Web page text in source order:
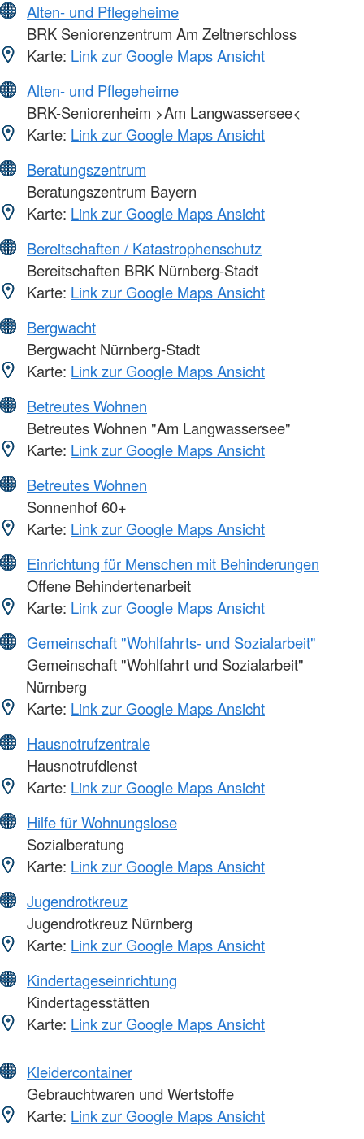
Alten- und Pflegeheime
BRK Seniorenzentrum Am Zeltnerschloss
Karte: Link zur Google Maps Ansicht
Alten- und Pflegeheime
BRK-Seniorenheim >Am Langwassersee<
Karte: Link zur Google Maps Ansicht
Beratungszentrum
Beratungszentrum Bayern
Karte: Link zur Google Maps Ansicht
Bereitschaften / Katastrophenschutz
Bereitschaften BRK Nürnberg-Stadt
Karte: Link zur Google Maps Ansicht
Bergwacht
Bergwacht Nürnberg-Stadt
Karte: Link zur Google Maps Ansicht
Betreutes Wohnen
Betreutes Wohnen "Am Langwassersee"
Karte: Link zur Google Maps Ansicht
Betreutes Wohnen
Sonnenhof 60+
Karte: Link zur Google Maps Ansicht
Einrichtung für Menschen mit Behinderungen
Offene Behindertenarbeit
Karte: Link zur Google Maps Ansicht
Gemeinschaft "Wohlfahrts- und Sozialarbeit"
Gemeinschaft "Wohlfahrt und Sozialarbeit"
Nürnberg
Karte: Link zur Google Maps Ansicht
Hausnotrufzentrale
Hausnotrufdienst
Karte: Link zur Google Maps Ansicht
Hilfe für Wohnungslose
Sozialberatung
Karte: Link zur Google Maps Ansicht
Jugendrotkreuz
Jugendrotkreuz Nürnberg
Karte: Link zur Google Maps Ansicht
Kindertageseinrichtung
Kindertagesstätten
Karte: Link zur Google Maps Ansicht
Kleidercontainer
Gebrauchtwaren und Wertstoffe
Karte: Link zur Google Maps Ansicht